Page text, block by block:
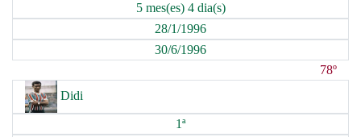
5 mes(es) 4 dia(s)
28/1/1996
30/6/1996
78º
Didi
1ª